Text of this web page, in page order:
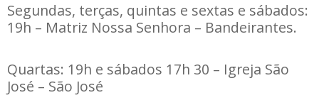
Segundas, terças, quintas e sextas e sábados:
19h – Matriz Nossa Senhora – Bandeirantes.
Quartas: 19h e sábados 17h 30 – Igreja São
José – São José